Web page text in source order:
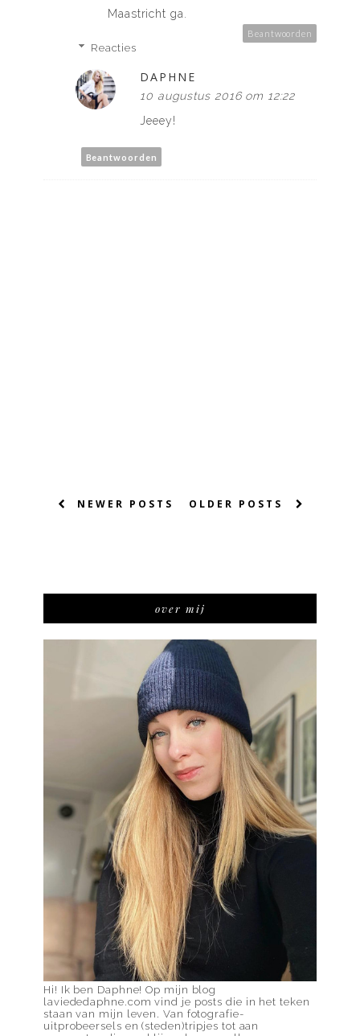
Maastricht ga.
Beantwoorden
Reacties
DAPHNE
10 augustus 2016 om 12:22
Jeeey!
Beantwoorden
NEWER POSTS OLDER POSTS
over mij
Hi! Ik ben Daphne! Op mijn blog
laviededaphne.com vind je posts die in het teken
staan van mijn leven. Van fotografie-
uitprobeersels en (steden)tripjes tot aan